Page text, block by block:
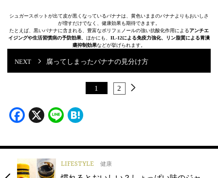
シュガースポットが出て皮が黒くなっているバナナは、黄色いままのバナナよりもおいしさ
が増すだけでなく、健康効果も期待できます。
たとえば、黒いバナナに含まれる、豊富なポリフェノールの強い抗酸化作用によるアンチエ
イジングや生活習慣病の予防効果 。ほかにも、 IL-12による免疫力強化、リン脂質による胃潰
瘍抑制効果などが挙げられます。
腐ってしまったバナナの見分け方
1 2
Facebook
X Line
LIFESTYLE 健康